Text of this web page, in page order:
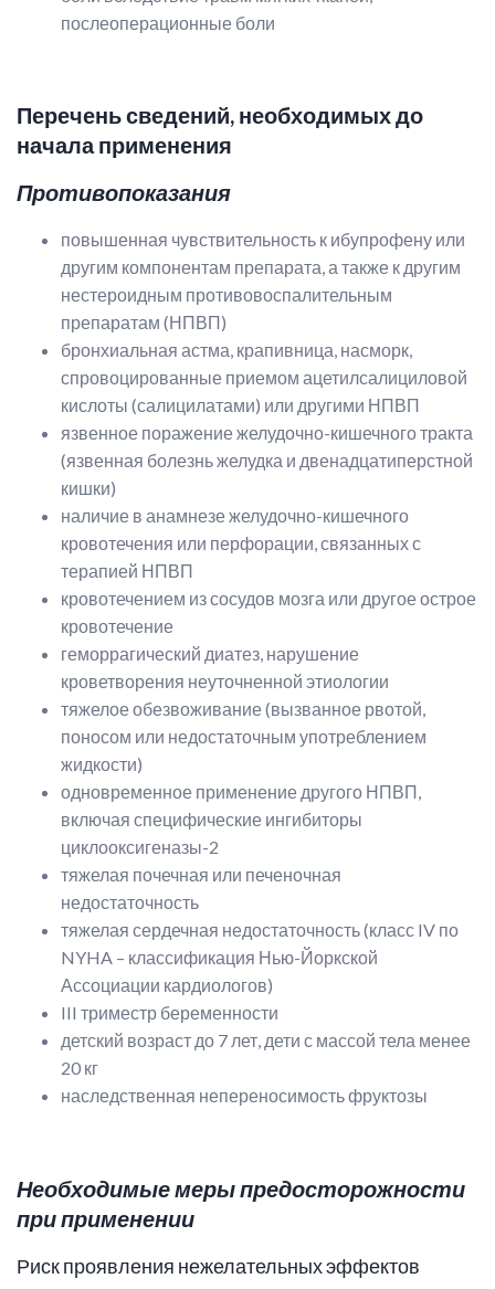
послеоперационные боли
Перечень сведений, необходимых до
начала применения
Противопоказания
повышенная чувствительность к ибупрофену или
другим компонентам препарата, а также к другим
нестероидным противовоспалительным
препаратам (НПВП)
бронхиальная астма, крапивница, насморк,
спровоцированные приемом ацетилсалициловой
кислоты (салицилатами) или другими НПВП
язвенное поражение желудочно-кишечного тракта
(язвенная болезнь желудка и двенадцатиперстной
кишки)
наличие в анамнезе желудочно-кишечного
кровотечения или перфорации, связанных с
терапией НПВП
кровотечением из сосудов мозга или другое острое
кровотечение
геморрагический диатез, нарушение
кроветворения неуточненной этиологии
тяжелое обезвоживание (вызванное рвотой,
поносом или недостаточным употреблением
жидкости)
одновременное применение другого НПВП,
включая специфические ингибиторы
циклооксигеназы-2
тяжелая почечная или печеночная
недостаточность
тяжелая сердечная недостаточность (класс IV по
NYHA – классификация Нью-Йоркской
Ассоциации кардиологов)
III триместр беременности
детский возраст до 7 лет, дети с массой тела менее
20 кг
наследственная непереносимость фруктозы
Необходимые меры предосторожности
при применении
Риск проявления нежелательных эффектов